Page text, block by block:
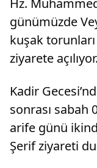
günümüzde
kuşak
ziyarete açılıyor.
Kadir
sonrası sabah
arife günü
Şerif ziyareti